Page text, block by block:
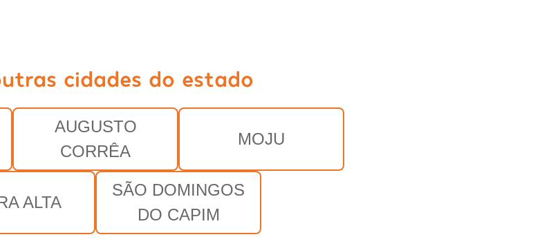
cidades do estado
AUGUSTO
CORRÊA
MOJU
ALTA
SÃO DOMINGOS
DO CAPIM